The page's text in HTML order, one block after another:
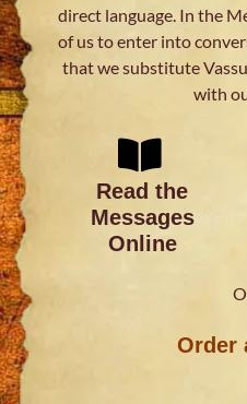
direct language. In the
of us to enter into
that we substitute
with
Read the
Messages
Online
Order